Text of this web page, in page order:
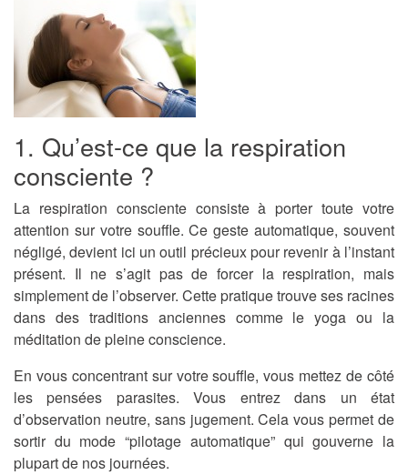
1. Qu’est-ce que la respiration
consciente ?
La respiration consciente consiste à porter toute votre
attention sur votre souffle. Ce geste automatique, souvent
négligé, devient ici un outil précieux pour revenir à l’instant
présent. Il ne s’agit pas de forcer la respiration, mais
simplement de l’observer. Cette pratique trouve ses racines
dans des traditions anciennes comme le yoga ou la
méditation de pleine conscience.
En vous concentrant sur votre souffle, vous mettez de côté
les pensées parasites. Vous entrez dans un état
d’observation neutre, sans jugement. Cela vous permet de
sortir du mode “pilotage automatique” qui gouverne la
plupart de nos journées.